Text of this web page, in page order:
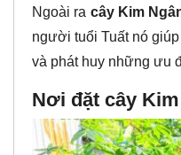
Ngoài ra cây Kim
người tuổi Tuất nó
và phát huy những ưu
Nơi đặt cây